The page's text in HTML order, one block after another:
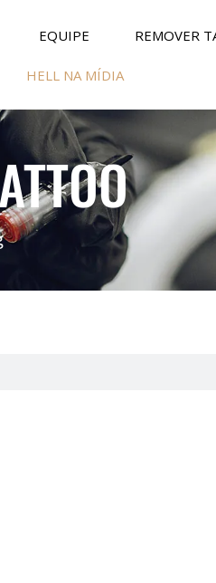
EQUIPE REMOVER
HELL NA MÍDIA